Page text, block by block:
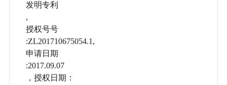
发明专利
,
授权号号
:ZL201710675054.1,
申请日期
:2017.09.07
，授权日期：